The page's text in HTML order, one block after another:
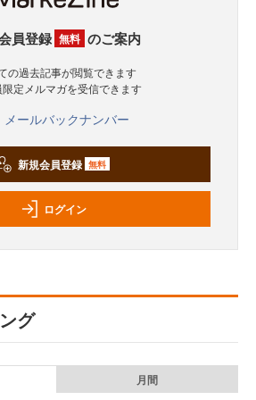
員登録 無料 のご案内
の過去記事が閲覧できます
限定メルマガを受信できます
メールバックナンバー
新規会員登録 無料
ログイン
グ
月間